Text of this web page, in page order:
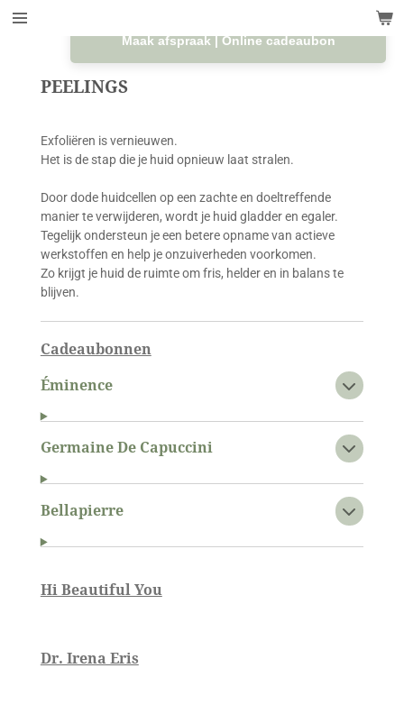
Ga
hoofdinhoud
PEELINGS
Exfoliëren is vernieuwen.
Het is de stap die je huid opnieuw laat stralen.
Door dode huidcellen op een zachte en doeltreffende
manier te verwijderen, wordt je huid gladder en egaler.
Tegelijk ondersteun je een betere opname van actieve
werkstoffen en help je onzuiverheden voorkomen.
Zo krijgt je huid de ruimte om fris, helder en in balans te
blijven.
Cadeaubonnen
Éminence
Germaine De Capuccini
Bellapierre
Hi Beautiful You
Dr. Irena Eris
Maak afspraak | Online cadeaubon